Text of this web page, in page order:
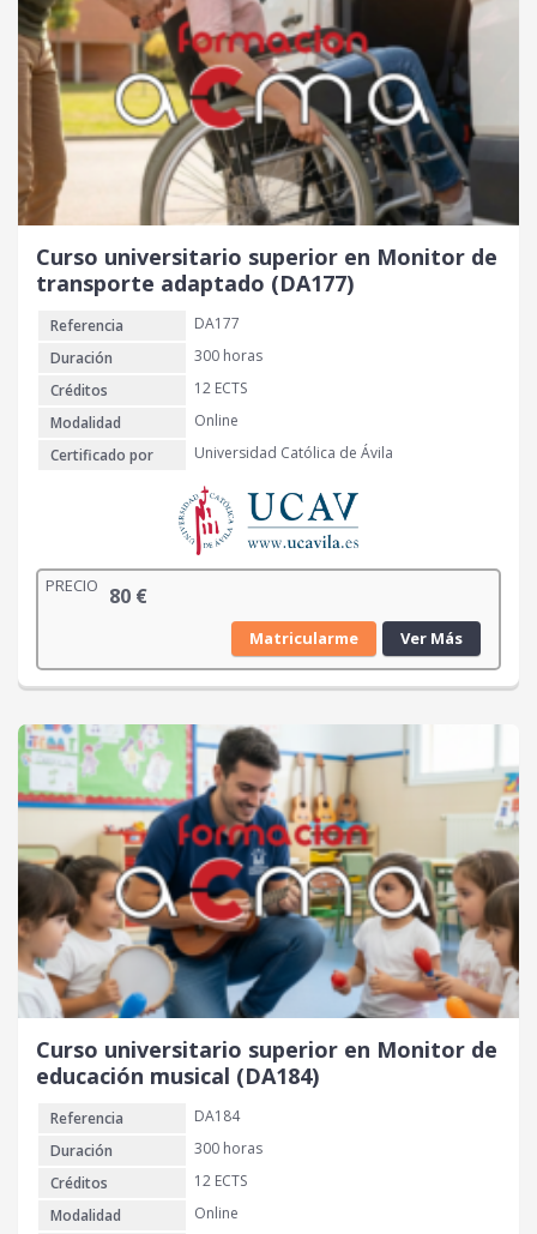
Curso universitario superior en Monitor de
transporte adaptado (DA177)
Referencia
DA177
Duración
300 horas
Créditos
12 ECTS
Modalidad
Online
Certificado por
Universidad Católica de Ávila
PRECIO 80 €
Matricularme Ver Más
Curso universitario superior en Monitor de
educación musical (DA184)
Referencia
DA184
Duración
300 horas
Créditos
12 ECTS
Modalidad
Online